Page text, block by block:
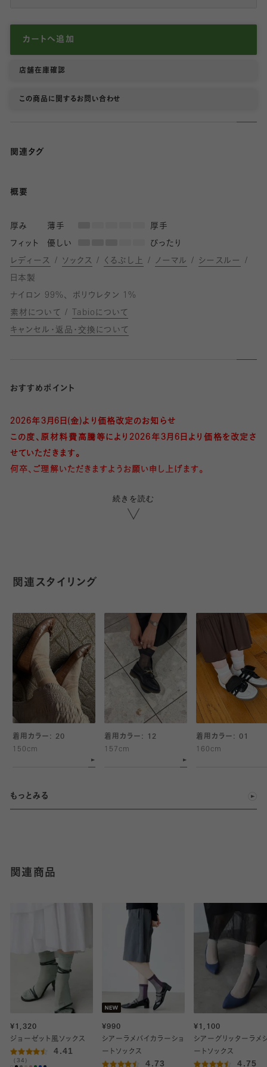
カートへ追加
店舗在庫確認
この商品に関するお問い合わせ
関連タグ
概要
厚み 薄手
厚手
フィット
優しい
ぴったり
レディース
ソックス くるぶし上 ノーマル
シースルー
日本製
ナイロン 99%
ポリウレタン 1%
素材について
Tabioについて
キャンセル・返品・交換について
おすすめポイント
2026年3月6日(金)より価格改定のお知らせ
この度、原材料費高騰等により2026年3月6日より価格を改定さ
せていただきます。
何卒、ご理解いただきますようお願い申し上げます。
・シワ感が特徴の楊柳クレープ風生地
ルーソックス。ストライプ状の透け感とシワがポイントです。
薄手生地でフィット感のある履き心地で、パンプスやサンダルに合
わせやすい一足。キラキラ感は好きだけど、ラメ糸の感触は苦手と
いう方にもオススメです。
続きを読む
関連スタイリング
着用カラー: 20
150cm
着用カラー: 12
157cm
着用カラー: 01
160cm
もっとみる
関連商品
¥1,320
ジョーゼット風ソックス
4.41
（34）
¥990
シアーラメバイカラーショ
ートソックス
4.73
¥1,100
シアーグリッターラメ
ートソックス
4.75